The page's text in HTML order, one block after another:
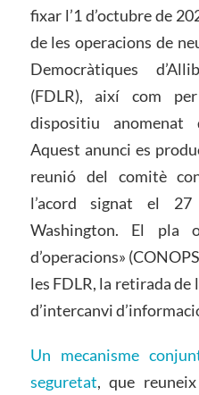
fixar l’1 d’octubre de
de les operacions de
Democràtiques
(FDLR), així com
dispositiu anomenat
Aquest anunci es
reunió del comitè
l’acord signat el
Washington. El pla
d’operacions»
les FDLR, la retirada de
d’intercanvi
Un mecanisme
seguretat, que